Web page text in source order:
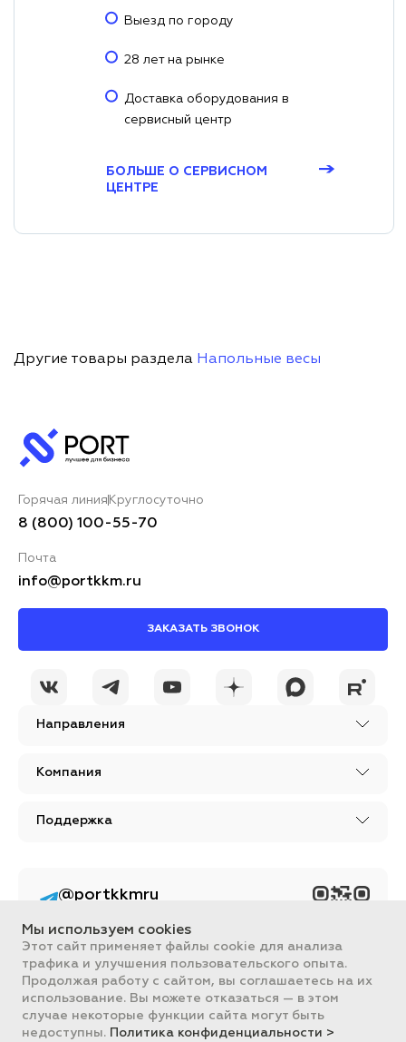
Выезд по городу
28 лет на рынке
Доставка оборудования в
сервисный центр
БОЛЬШЕ О СЕРВИСНОМ
ЦЕНТРЕ
→
Другие товары раздела Напольные весы
Направления
Компания
Поддержка
Горячая линия Круглосуточно
8 (800) 100-55-70
Почта
info@portkkm.ru
ЗАКАЗАТЬ ЗВОНОК
Вся информация, размещенная на сайте, носит ознакомительный
характер и не является публичной офертой, определяемой
положениями Статьи 437 ГК РФ.
Все цены на сайте указаны с НДС. ООО "ПОРТ" ИНН 2461018892,
ОГРН 1022401953496
@portkkmru
контент PORT - бизнес
портал
Мы используем cookies
Этот сайт применяет файлы cookie для анализа
трафика и улучшения пользовательского опыта.
Продолжая работу с сайтом, вы соглашаетесь на их
использование. Вы можете отказаться — в этом
случае некоторые функции сайта могут быть
недоступны. Политика конфиденциальности >